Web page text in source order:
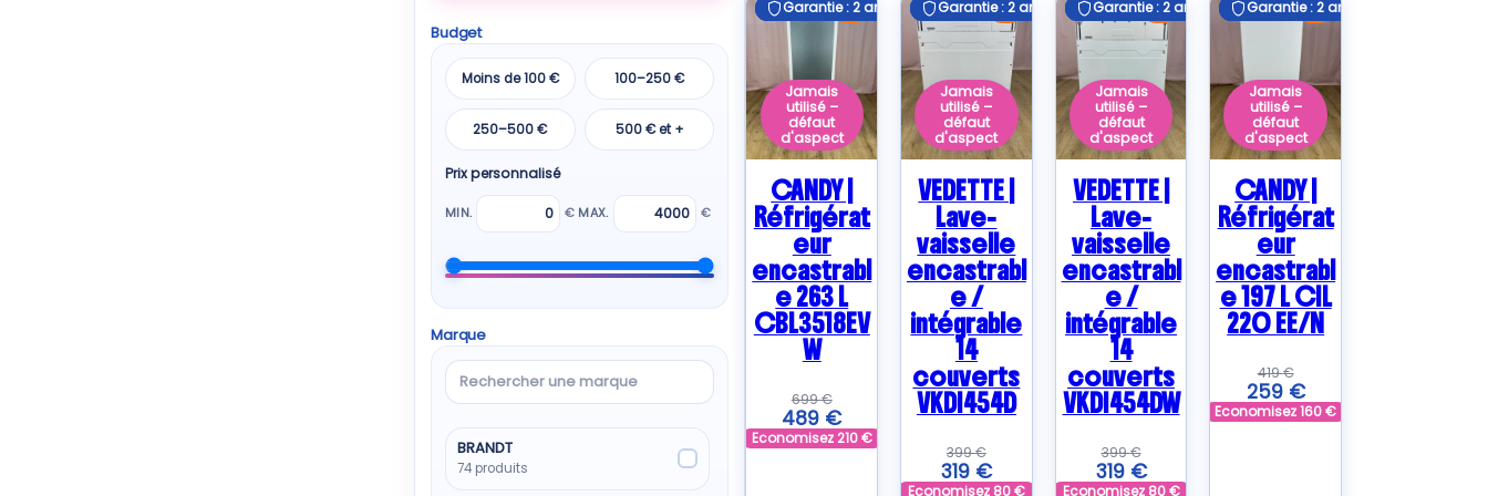
Budget
Moins de 100 € 100–250 €
250–500 € 500 € et +
Prix personnalisé
MIN. € MAX. €
Marque
Rechercher
une
BRANDT
74 produits
E
Garantie : 2 ans
Jamais
utilisé –
défaut
d'aspect
Garantie : 2 ans
CANDY |
Réfrigérat
eur
encastrabl
e 263 L
CBL3518EV
W
699€
489 €
Economisez210€
E
Garantie : 2 ans
Jamais
utilisé –
défaut
d'aspect
Garantie : 2 ans
VEDETTE |
Lave-
vaisselle
encastrabl
e /
intégrable
14
couverts
VKDI454D
399€
319 €
Economisez 80€
E
Garantie : 2 ans
Jamais
utilisé –
défaut
d'aspect
Garantie : 2 ans
VEDETTE |
Lave-
vaisselle
encastrabl
e /
intégrable
14
couverts
VKDI454DW
399€
319 €
Economisez 80€
E
Garantie : 2 ans
Jamais
utilisé –
défaut
d'aspect
Garantie : 2 ans
CANDY |
Réfrigérat
eur
encastrabl
e 197 L CIL
220 EE/N
419€
259 €
Economisez160€